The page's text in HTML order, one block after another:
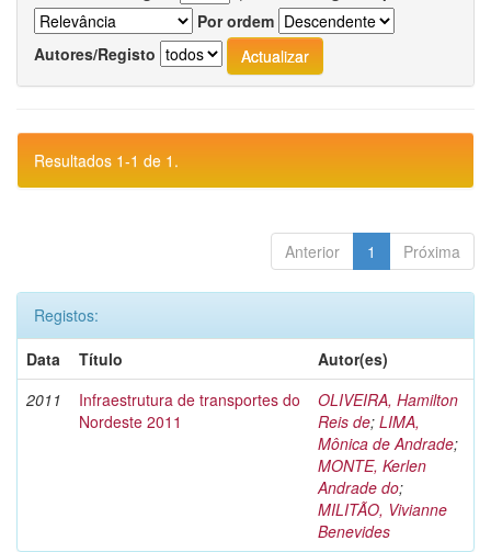
Por ordem
Autores/Registo
Resultados 1-1 de 1.
Anterior 1 Próxima
Registos:
Data
Título
Autor(es)
2011
Infraestrutura de transportes do
Nordeste 2011
OLIVEIRA, Hamilton
Reis de; LIMA,
Mônica de Andrade;
MONTE, Kerlen
Andrade do;
MILITÃO, Vivianne
Benevides